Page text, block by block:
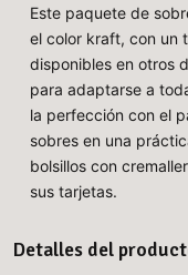
Este paquete de
el color kraft, con un
disponibles en otros
para adaptarse a
la perfección con el
sobres en una
bolsillos con
sus tarjetas.
Detalles del